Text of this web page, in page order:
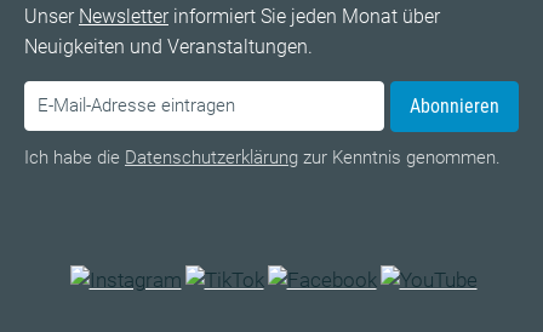
Unser Newsletterinformiert Sie jeden Monat über
Neuigkeiten und Veranstaltungen.
Abonnieren
Ich habe die Datenschutzerklärung zur Kenntnis genommen.